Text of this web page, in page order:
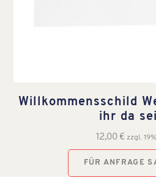
Willkommensschild
ihr da
12,00 € zzgl.
FÜR ANFRAGE